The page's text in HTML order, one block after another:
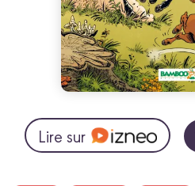
Lire sur